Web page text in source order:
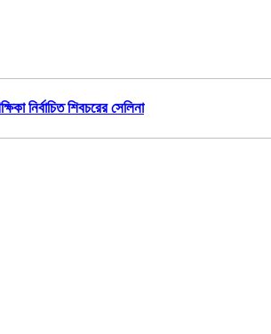
নির্বাচিত শিবচরের সেলিনা